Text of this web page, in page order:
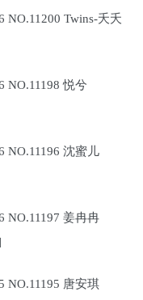
NO.11200 Twins-夭夭
NO.11198 悦兮
NO.11196 沈蜜儿
NO.11197 姜冉冉
NO.11195 唐安琪